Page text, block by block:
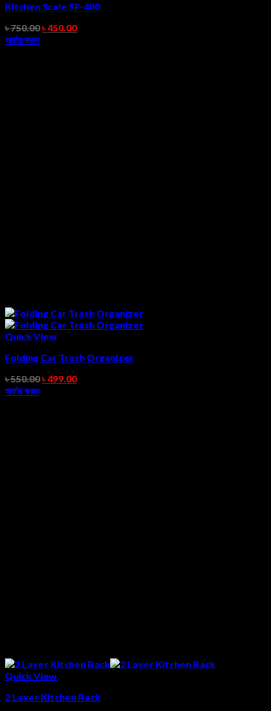
Kitchen Scale SF-400
৳750.00৳450.00
অর্ডার করুন
Quick View
Folding Car Trash Organizer
৳550.00৳499.00
অর্ডার করুন
Quick View
2 Layer Kitchen Rack